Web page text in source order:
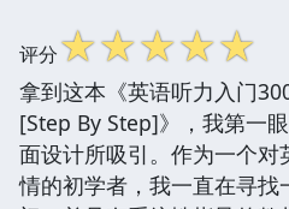
评分☆☆☆☆☆
拿到这本《英语听力入门
[Step By Step]》，我第一
面设计所吸引。作为一个
情的初学者，我一直在寻找